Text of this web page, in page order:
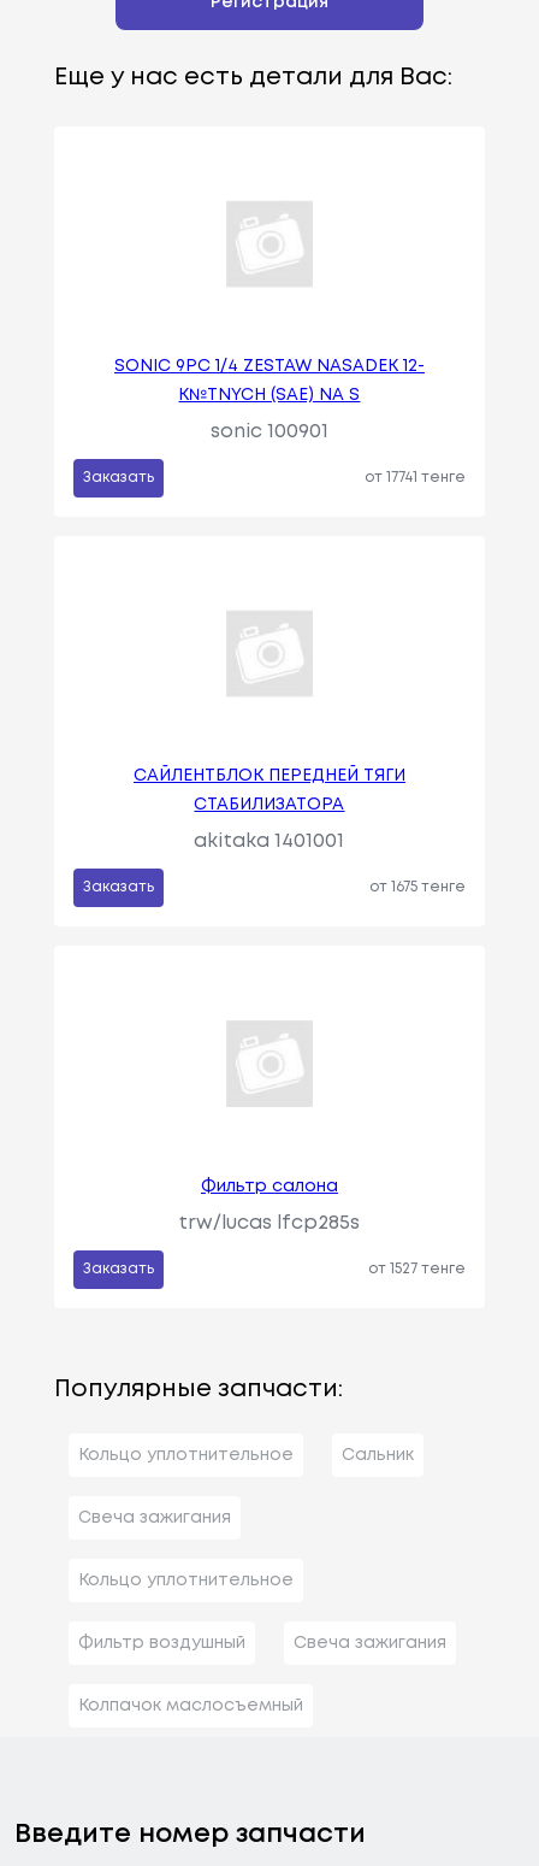
Еще у нас есть детали для Вас:
SONIC 9PC 1/4 ZESTAW NASADEK 12-
K№TNYCH (SAE) NA S
sonic 100901
Заказать от 17741 тенге
САЙЛЕНТБЛОК ПЕРЕДНЕЙ ТЯГИ
СТАБИЛИЗАТОРА
akitaka 1401001
Заказать от 1675 тенге
Фильтр салона
trw/lucas lfcp285s
Заказать от 1527 тенге
Популярные запчасти:
Кольцо уплотнительное Сальник
Свеча зажигания
Кольцо уплотнительное
Фильтр воздушный Свеча зажигания
Колпачок маслосъемный
Введите номер запчасти